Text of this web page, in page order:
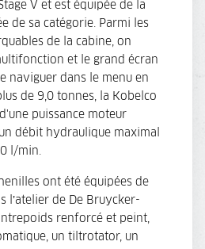
V et est équipée de la
de sa catégorie. Parmi les
de la cabine, on
et le grand écran
naviguer dans le menu en
de 9,0 tonnes, la Kobelco
puissance moteur
débit hydraulique maximal
l/min.
ont été équipées de
l’atelier de De Bruycker-
renforcé et peint,
un tiltrotator, un